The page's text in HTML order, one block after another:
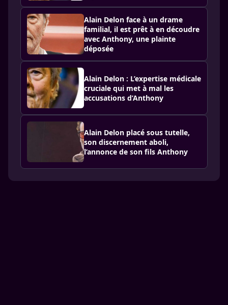
Alain Delon face à un drame
familial, il est prêt à en découdre
avec Anthony, une plainte
déposée
Alain Delon : L’expertise médicale
cruciale qui met à mal les
accusations d’Anthony
Alain Delon placé sous tutelle,
son discernement aboli,
l’annonce de son fils Anthony